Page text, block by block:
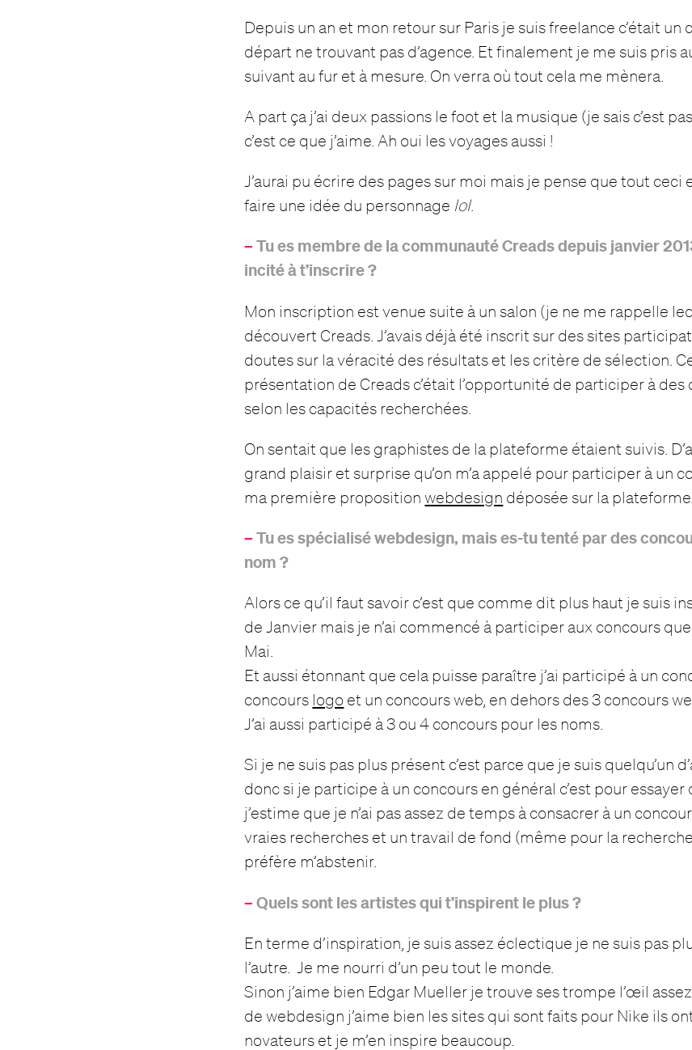
Depuis un an et mon retour sur Paris je suis freelance c’était un
départ ne trouvant pas d’agence. Et finalement je me suis pris
suivant au fur et à mesure. On verra où tout cela me mènera.
A part ça j’ai deux passions le foot et la musique (je sais c’est
c’est ce que j’aime. Ah oui les voyages aussi !
J’aurai pu écrire des pages sur moi mais je pense que tout ceci
faire une idée du personnage lol.
– Tu es membre de la communauté Creads depuis janvier
incité à t’inscrire ?
Mon inscription est venue suite à un salon (je ne me rappelle
découvert Creads. J’avais déjà été inscrit sur des sites
doutes sur la véracité des résultats et les critère de sélection.
présentation de Creads c’était l’opportunité de participer à
selon les capacités recherchées.
On sentait que les graphistes de la plateforme étaient suivis.
grand plaisir et surprise qu’on m’a appelé pour participer à un
ma première propositionwebdesign déposée sur la plateforme.
– Tu es spécialisé webdesign, mais es-tu tenté par des
nom ?
Alors ce qu’il faut savoir c’est que comme dit plus haut je suis
de Janvier mais je n’ai commencé à participer aux concours
Mai.
Et aussi étonnant que cela puisse paraître j’ai participé à un
concours logo et un concours web, en dehors des 3 concours
J’ai aussi participé à 3 ou 4 concours pour les noms.
Si je ne suis pas plus présent c’est parce que je suis quelqu’un
donc si je participe à un concours en général c’est pour essayer
j’estime que je n’ai pas assez de temps à consacrer à un
vraies recherches et un travail de fond (même pour la
préfère m’abstenir.
– Quels sont les artistes qui t’inspirent le plus ?
En terme d’inspiration, je suis assez éclectique je ne suis pas
l’autre. Je me nourri d’un peu tout le monde.
Sinon j’aime bien Edgar Mueller je trouve ses trompe l’œil
de webdesign j’aime bien les sites qui sont faits pour Nike ils
novateurs et je m’en inspire beaucoup.